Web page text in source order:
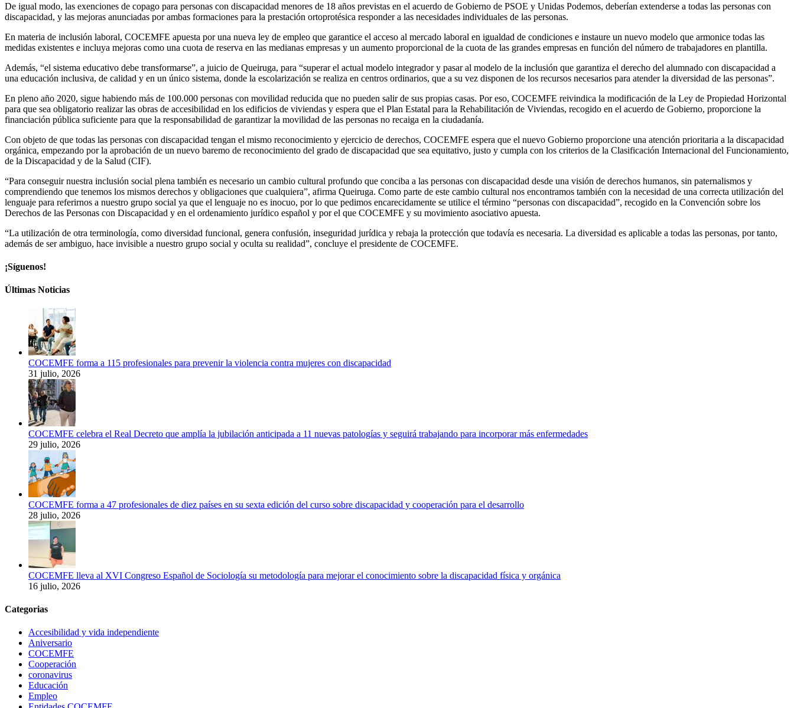
De igual modo, las exenciones de copago para personas con discapacidad menores de 18 años previstas en el acuerdo de Gobierno de PSOE y Unidas Podemos, deberían extenderse a todas las personas con
discapacidad, y las mejoras anunciadas por ambas formaciones para la prestación ortoprotésica responder a las necesidades individuales de las personas.
En materia de inclusión laboral, COCEMFE apuesta por una nueva ley de empleo que garantice el acceso al mercado laboral en igualdad de condiciones e instaure un nuevo modelo que armonice todas las
medidas existentes e incluya mejoras como una cuota de reserva en las medianas empresas y un aumento proporcional de la cuota de las grandes empresas en función del número de trabajadores en plantilla.
Además, “el sistema educativo debe transformarse”, a juicio de Queiruga, para “superar el actual modelo integrador y pasar al modelo de la inclusión que garantiza el derecho del alumnado con discapacidad a
una educación inclusiva, de calidad y en un único sistema, donde la escolarización se realiza en centros ordinarios, que a su vez disponen de los recursos necesarios para atender la diversidad de las personas”.
En pleno año 2020, sigue habiendo más de 100.000 personas con movilidad reducida que no pueden salir de sus propias casas. Por eso, COCEMFE reivindica la modificación de la Ley de Propiedad Horizontal
para que sea obligatorio realizar las obras de accesibilidad en los edificios de viviendas y espera que el Plan Estatal para la Rehabilitación de Viviendas, recogido en el acuerdo de Gobierno, proporcione la
financiación pública suficiente para que la responsabilidad de garantizar la movilidad de las personas no recaiga en la ciudadanía.
Con objeto de que todas las personas con discapacidad tengan el mismo reconocimiento y ejercicio de derechos, COCEMFE espera que el nuevo Gobierno proporcione una atención prioritaria a la discapacidad
orgánica, empezando por la aprobación de un nuevo baremo de reconocimiento del grado de discapacidad que sea equitativo, justo y cumpla con los criterios de la Clasificación Internacional del Funcionamiento,
de la Discapacidad y de la Salud (CIF).
“Para conseguir nuestra inclusión social plena también es necesario un cambio cultural profundo que conciba a las personas con discapacidad desde una visión de derechos humanos, sin paternalismos y
comprendiendo que tenemos los mismos derechos y obligaciones que cualquiera”, afirma Queiruga. Como parte de este cambio cultural nos encontramos también con la necesidad de una correcta utilización del
lenguaje para referirnos a nuestro grupo social ya que el lenguaje no es inocuo, por lo que pedimos encarecidamente se utilice el término “personas con discapacidad”, recogido en la Convención sobre los
Derechos de las Personas con Discapacidad y en el ordenamiento jurídico español y por el que COCEMFE y su movimiento asociativo apuesta.
“La utilización de otra terminología, como diversidad funcional, genera confusión, inseguridad jurídica y rebaja la protección que todavía es necesaria. La diversidad es aplicable a todas las personas, por tanto,
además de ser ambiguo, hace invisible a nuestro grupo social y oculta su realidad”, concluye el presidente de COCEMFE.
¡Síguenos!
Últimas Noticias
COCEMFE forma a 115 profesionales para prevenir la violencia contra mujeres con discapacidad
31 julio, 2026
COCEMFE celebra el Real Decreto que amplía la jubilación anticipada a 11 nuevas patologías y seguirá trabajando para incorporar más enfermedades
29 julio, 2026
COCEMFE forma a 47 profesionales de diez países en su sexta edición del curso sobre discapacidad y cooperación para el desarrollo
28 julio, 2026
COCEMFE lleva al XVI Congreso Español de Sociología su metodología para mejorar el conocimiento sobre la discapacidad física y orgánica
16 julio, 2026
Categorias
Accesibilidad y vida independiente
Aniversario
COCEMFE
Cooperación
coronavirus
Educación
Empleo